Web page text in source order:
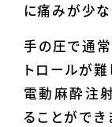
に痛みが少な
手の圧で通常
トロールが難
電動麻酔注
ることができ